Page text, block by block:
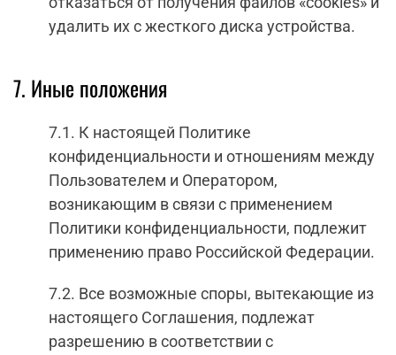
удалить их с жесткого диска устройства.
7. Иные положения
7.1. К настоящей Политике
конфиденциальности и отношениям между
Пользователем и Оператором,
возникающим в связи с применением
Политики конфиденциальности, подлежит
применению право Российской Федерации.
7.2. Все возможные споры, вытекающие из
настоящего Соглашения, подлежат
разрешению в соответствии с